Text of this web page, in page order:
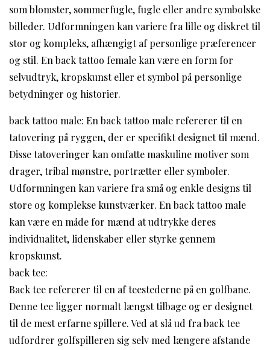
som blomster, sommerfugle, fugle eller andre symbolske
billeder. Udformningen kan variere fra lille og diskret til
stor og kompleks, afhængigt af personlige præferencer
og stil. En back tattoo female kan være en form for
selvudtryk, kropskunst eller et symbol på personlige
betydninger og historier.
back tattoo male: En back tattoo male refererer til en
tatovering på ryggen, der er specifikt designet til mænd.
Disse tatoveringer kan omfatte maskuline motiver som
drager, tribal mønstre, portrætter eller symboler.
Udformningen kan variere fra små og enkle designs til
store og komplekse kunstværker. En back tattoo male
kan være en måde for mænd at udtrykke deres
individualitet, lidenskaber eller styrke gennem
kropskunst.
back tee:
Back tee refererer til en af teestederne på en golfbane.
Denne tee ligger normalt længst tilbage og er designet
til de mest erfarne spillere. Ved at slå ud fra back tee
udfordrer golfspilleren sig selv med længere afstande